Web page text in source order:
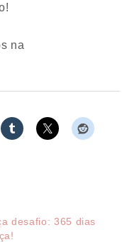
na
desafio: 365 dias